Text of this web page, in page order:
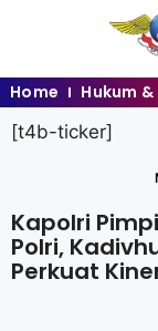
Home Hukum &
[t4b-ticker]
Kapolri
Polri,
Perkuat